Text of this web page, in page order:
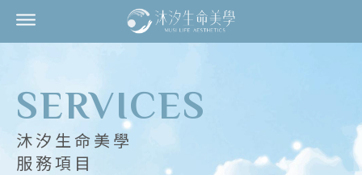
SERVICES
沐汐生命美學
服務項目